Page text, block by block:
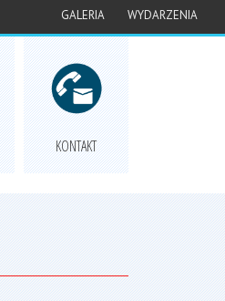
GALERIA WYDARZENIA
KONTAKT